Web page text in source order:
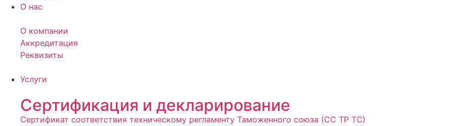
О нас
О компании
Аккредитация
Реквизиты
Услуги
Сертификация и декларирование
Сертификат соответствия техническому регламенту Таможенного союза (СС ТР ТС)